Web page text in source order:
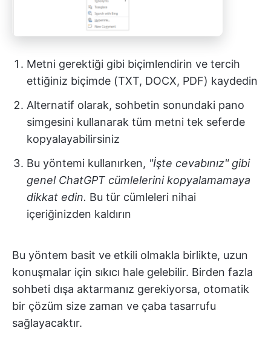
Metni gerektiği gibi biçimlendirin ve tercih
ettiğiniz biçimde (TXT, DOCX, PDF) kaydedin
Alternatif olarak, sohbetin sonundaki pano
simgesini kullanarak tüm metni tek seferde
kopyalayabilirsiniz
Bu yöntemi kullanırken, "İşte cevabınız" gibi
genel ChatGPT cümlelerini kopyalamamaya
dikkat edin. Bu tür cümleleri nihai
içeriğinizden kaldırın
Bu yöntem basit ve etkili olmakla birlikte, uzun
konuşmalar için sıkıcı hale gelebilir. Birden fazla
sohbeti dışa aktarmanız gerekiyorsa, otomatik
bir çözüm size zaman ve çaba tasarrufu
sağlayacaktır.